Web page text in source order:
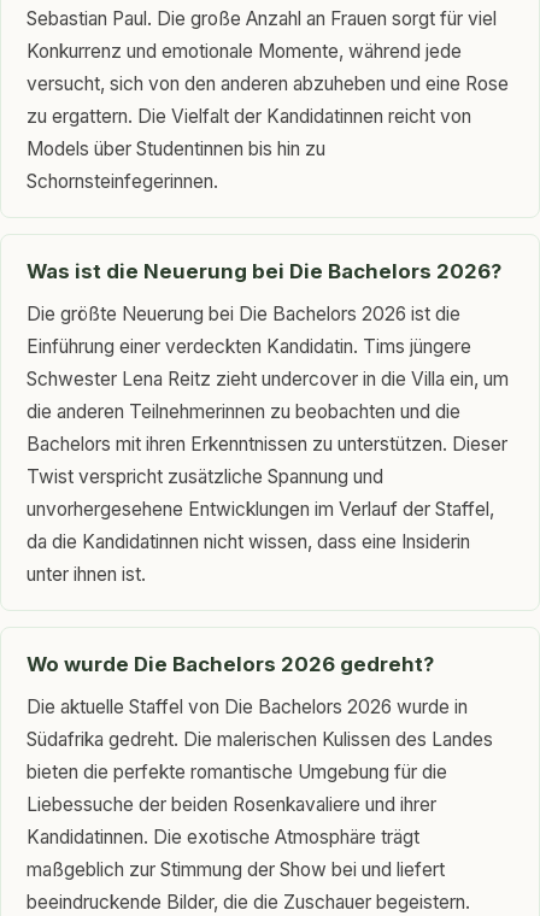
Sebastian Paul. Die große Anzahl an Frauen sorgt für viel
Konkurrenz und emotionale Momente, während jede
versucht, sich von den anderen abzuheben und eine Rose
zu ergattern. Die Vielfalt der Kandidatinnen reicht von
Models über Studentinnen bis hin zu
Schornsteinfegerinnen.
Was ist die Neuerung bei Die Bachelors 2026?
Die größte Neuerung bei Die Bachelors 2026 ist die
Einführung einer verdeckten Kandidatin. Tims jüngere
Schwester Lena Reitz zieht undercover in die Villa ein, um
die anderen Teilnehmerinnen zu beobachten und die
Bachelors mit ihren Erkenntnissen zu unterstützen. Dieser
Twist verspricht zusätzliche Spannung und
unvorhergesehene Entwicklungen im Verlauf der Staffel,
da die Kandidatinnen nicht wissen, dass eine Insiderin
unter ihnen ist.
Wo wurde Die Bachelors 2026 gedreht?
Die aktuelle Staffel von Die Bachelors 2026 wurde in
Südafrika gedreht. Die malerischen Kulissen des Landes
bieten die perfekte romantische Umgebung für die
Liebessuche der beiden Rosenkavaliere und ihrer
Kandidatinnen. Die exotische Atmosphäre trägt
maßgeblich zur Stimmung der Show bei und liefert
beeindruckende Bilder, die die Zuschauer begeistern.